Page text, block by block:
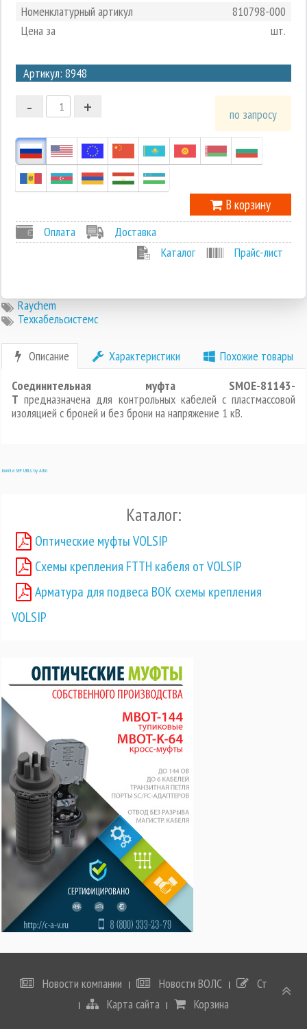
Номенклатурный артикул
810798-000
Цена за
шт.
Артикул: 8948
2
1
-1
+
- по запросу
В корзину
Оплата
Доставка
Каталог
Прайс-лист
Raychem
Техкабельсистемс
Описание Характеристики
Похожие товары
Соединительная муфта SMOE-81143-
T предназначена для контрольных кабелей с пластмассовой
изоляцией с броней и без брони на напряжение 1 кВ.
Joomla SEF URLs by Artio
Каталог:
Оптические муфты VOLSIP
Схемы крепления FTTH кабеля от VOLSIP
Арматура для подвеса ВОК схемы крепления
VOLSIP
Новости компании Новости ВОЛС
Статьи
Карта сайта
Корзина